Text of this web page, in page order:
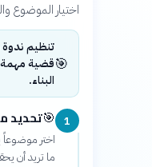
اختيار الموضوع
🎯
تنظيم
قضية
البناء.
1
🎯تحديد
اختر
ما تريد أن